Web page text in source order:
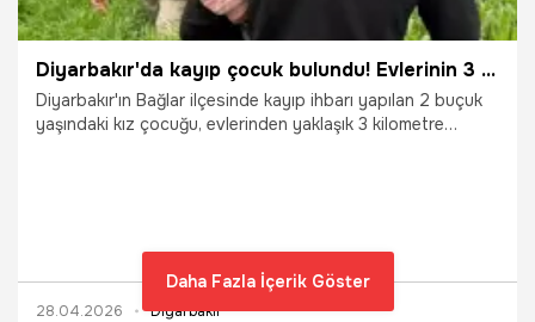
Diyarbakır'da kayıp çocuk bulundu! Evlerinin 3 kilometre uzağında uyuyordu
Diyarbakır'ın Bağlar ilçesinde kayıp ihbarı yapılan 2 buçuk
yaşındaki kız çocuğu, evlerinden yaklaşık 3 kilometre
28.04.2026 Diyarbakır
Daha Fazla İçerik Göster